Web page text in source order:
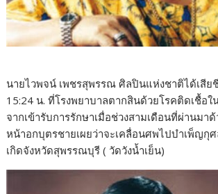
นายไวพจน์ เพชรสุพรรณ ศิลปินแห่งชาติได้เสียชี
15:24 น. ที่โรงพยาบาลตากสินด้วยโรคติดเชื้อใ
จากเข้ารับการรักษาเมื่อช่วงสามเดือนที่ผ่านมา
หน้าอกบุตรชายเผยว่าจะเคลื่อนศพไปบำเพ็ญกุ
เกิดจังหวัดสุพรรณบุรี ( วัดวังน้ำเย็น)